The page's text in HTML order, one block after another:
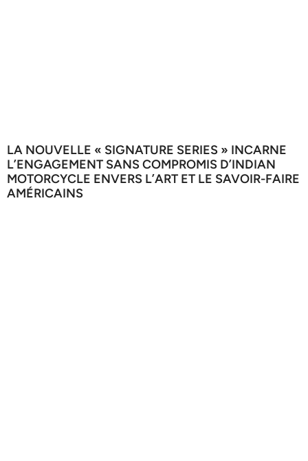
LA NOUVELLE « SIGNATURE SERIES » INCARNE
L’ENGAGEMENT SANS COMPROMIS D’INDIAN
MOTORCYCLE ENVERS L’ART ET LE SAVOIR-FAIRE
AMÉRICAINS